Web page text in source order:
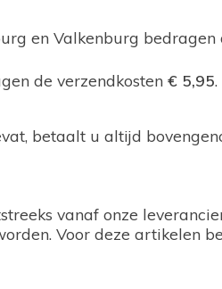
en Valkenburg bedragen
de verzendkosten € 5,95.
betaalt u altijd
vanaf onze
Voor deze artikelen